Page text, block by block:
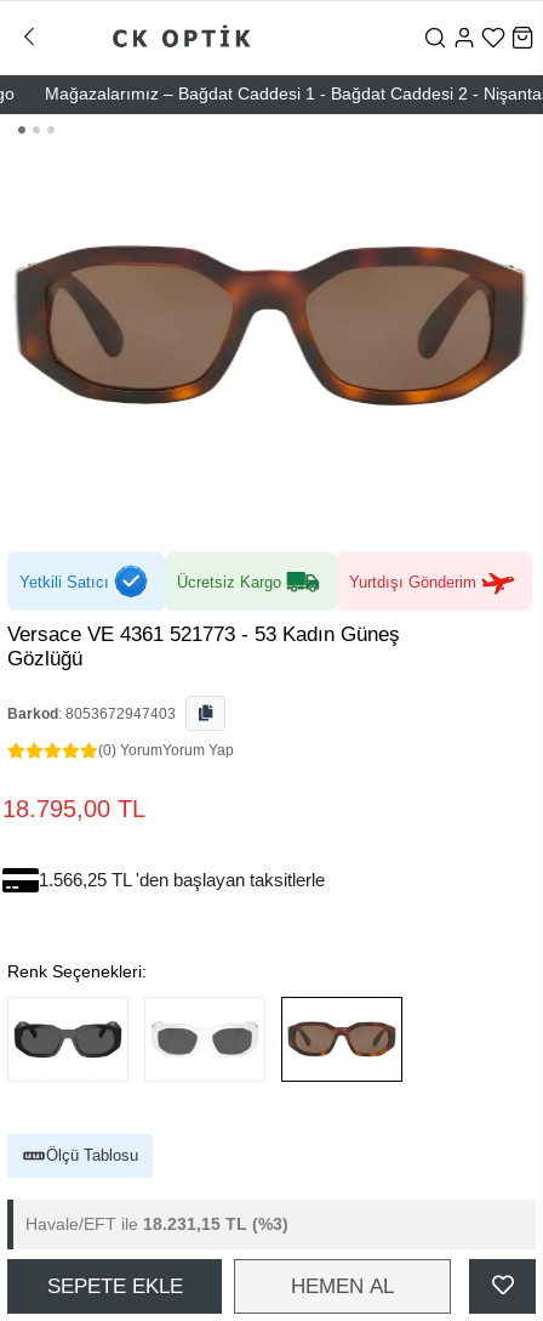
Mağazalarımız – Bağdat Caddesi 1 - Bağdat Caddesi 2 - Nişantaşı
Yetkili Satıcı Ücretsiz Kargo Yurtdışı Gönderim
Versace VE 4361 521773 - 53 Kadın Güneş
Gözlüğü
Barkod : 8053672947403
(0) YorumYorum Yap
18.795,00 TL
1.566,25 TL 'den başlayan taksitlerle
Renk Seçenekleri:
Ölçü Tablosu
Havale/EFT ile 18.231,15 TL (%3)
SEPETE EKLE HEMEN AL